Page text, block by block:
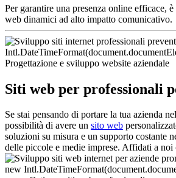
Per garantire una presenza online efficace,
web dinamici ad alto impatto comunicativo.
Progettazione e sviluppo website aziendale
Siti web per professionali
Se stai pensando di portare la tua azienda
possibilità di avere un sito web
soluzioni su misura e un supporto costante
delle piccole e medie imprese. Affidati a